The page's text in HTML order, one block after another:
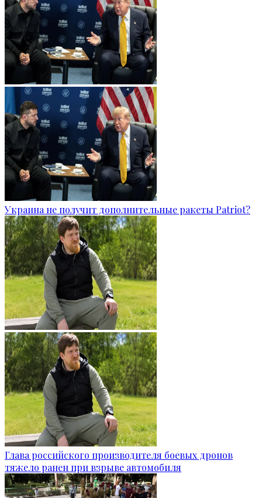
Украина не получит дополнительные ракеты Patriot?
Глава российского производителя боевых дронов
тяжело ранен при взрыве автомобиля